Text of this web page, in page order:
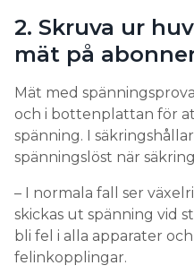
2. Skruva ur
mät på
Mät med
och i bottenplattan för
spänning. I
spänningslöst när
– I normala fall ser
skickas ut spänning vid
bli fel i alla apparater
felinkopplingar.